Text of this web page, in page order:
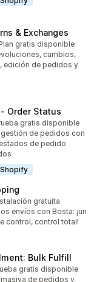
& Exchanges
en totalgratis disponible
cambios,
edición de pedidos y
Order Status
totalgratis disponible
de pedidos con
de pedido
total
gratuita
envíos con Bosta: ¡un
control, control total!
Bulk Fulfill
totalgratis disponible
de pedidos y